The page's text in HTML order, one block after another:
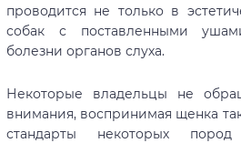
проводится не только в
собак с поставленными
болезни органов слуха.
Некоторые владельцы не
внимания, воспринимая щенка
стандарты некоторых